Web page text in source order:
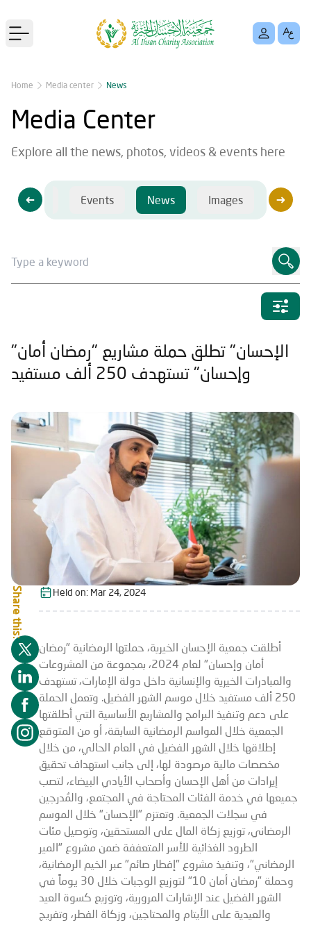
Open main menu
Home Media center News
Media Center
Explore all the news, photos, videos & events here
Videos Events News Images Videos
"الإحسان" تطلق حملة مشاريع "رمضان أمان
وإحسان" تستهدف 250 ألف مستفيد
Share this: Held on: Mar 24, 2024
أطلقت جمعية الإحسان الخيرية، حملتها الرمضانية "رمضان
أمان وإحسان" لعام 2024، بمجموعة من المشروعات
والمبادرات الخيرية والإنسانية داخل دولة الإمارات، تستهدف
250 ألف مستفيد خلال موسم الشهر الفضيل. وتعمل الحملة
على دعم وتنفيذ البرامج والمشاريع الأساسية التي أطلقتها
الجمعية خلال المواسم الرمضانية السابقة، أو من المتوقع
إطلاقها خلال الشهر الفضيل في العام الحالي، من خلال
مخصصات مالية مرصودة لها، إلى جانب استهداف تحقيق
إيرادات من أهل الإحسان وأصحاب الأيادي البيضاء، لتصب
جميعها في خدمة الفئات المحتاجة في المجتمع، والمُدرجين
في سجلات الجمعية. وتعتزم "الإحسان" خلال الموسم
الرمضاني، توزيع زكاة المال على المستحقين، وتوصيل مئات
الطرود الغذائية للأسر المتعففة ضمن مشروع "المير
الرمضاني"، وتنفيذ مشروع "إفطار صائم" عبر الخيم الرمضانية،
وحملة "رمضان أمان 10" لتوزيع الوجبات خلال 30 يوماً في
الشهر الفضيل عند الإشارات المرورية، وتوزيع كسوة العيد
والعيدية على الأيتام والمحتاجين، وزكاة الفطر، وتفريج